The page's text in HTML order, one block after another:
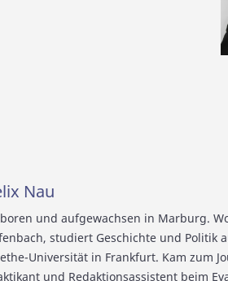
Nau
und aufgewachsen in Marburg.
studiert Geschichte und Politik
Universität in Frankfurt. Kam zum
und Redaktionsassistent beim